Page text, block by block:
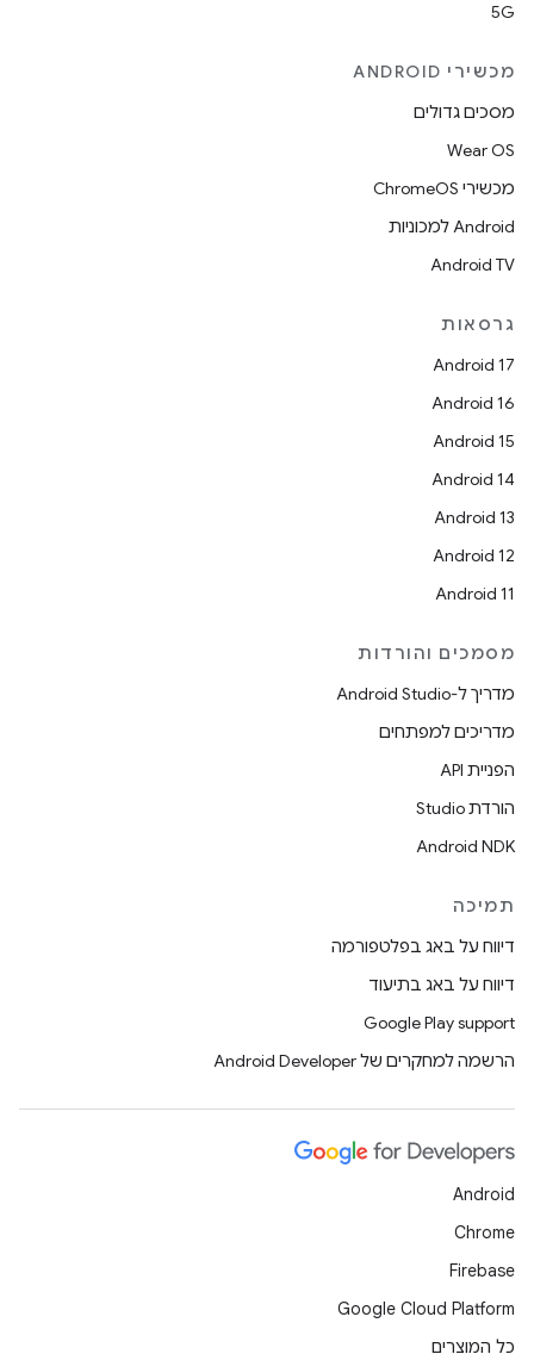
5G
מכשירי ANDROID
מסכים גדולים
Wear OS
מכשירי ChromeOS
Android למכוניות
Android TV
גרסאות
Android 17
Android 16
Android 15
Android 14
Android 13
Android 12
Android 11
מסמכים והורדות
מדריך ל-Android Studio
מדריכים למפתחים
הפניית API
הורדת Studio
Android NDK
תמיכה
דיווח על באג בפלטפורמה
דיווח על באג בתיעוד
Google Play support
הרשמה למחקרים של Android Developer
Android
Chrome
Firebase
Google Cloud Platform
כל המוצרים